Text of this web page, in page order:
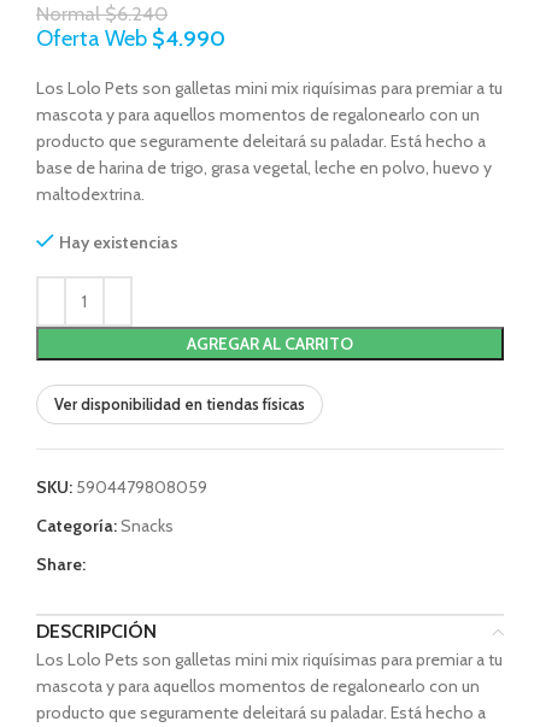
Normal$6.240
Oferta Web $4.990
Los Lolo Pets son galletas mini mix riquísimas para premiar a tu
mascota y para aquellos momentos de regalonearlo con un
producto que seguramente deleitará su paladar. Está hecho a
base de harina de trigo, grasa vegetal, leche en polvo, huevo y
maltodextrina.
Hay existencias
AGREGAR AL CARRITO
Ver disponibilidad en tiendas físicas
SKU: 5904479808059
Categoría:Snacks
Share:
DESCRIPCIÓN
Los Lolo Pets son galletas mini mix riquísimas para premiar a tu
mascota y para aquellos momentos de regalonearlo con un
producto que seguramente deleitará su paladar. Está hecho a